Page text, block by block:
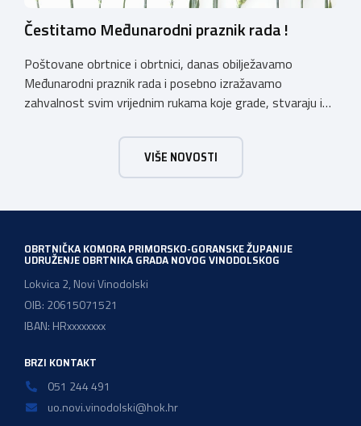
Čestitamo Međunarodni praznik rada !
Poštovane obrtnice i obrtnici, danas obilježavamo
Međunarodni praznik rada i posebno izražavamo
zahvalnost svim vrijednim rukama koje grade, stvaraju i
Primorsko-goranske županije s ponosom podržava i
promiče trud i posvećenost svojih obrtnika, koji doprinose
razvoju našeg društva i čine temelj našeg gospodarstva.
VIŠE NOVOSTI
OBRTNIČKA KOMORA PRIMORSKO-GORANSKE ŽUPANIJE
UDRUŽENJE OBRTNIKA GRADA NOVOG VINODOLSKOG
Lokvica 2, Novi Vinodolski
OIB: 20615071521
IBAN: HRxxxxxxxx
BRZI KONTAKT
051 244 491
uo.novi.vinodolski@hok.hr